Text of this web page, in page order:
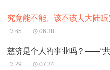
65 06:38
慈济是个人的事业吗？——“
29 07:34